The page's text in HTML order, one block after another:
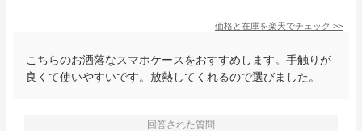
価格と在庫を楽天でチェック >>
こちらのお洒落なスマホケースをおすすめします。手触りが
良くて使いやすいです。放熱してくれるので選びました。
回答された質問